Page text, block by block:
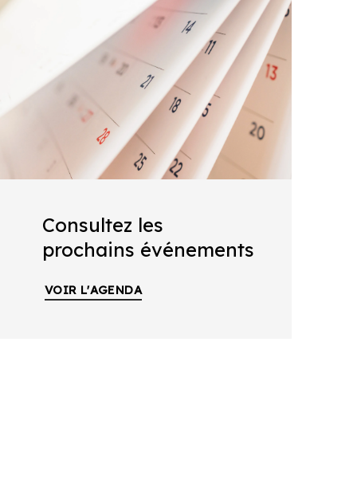
Consultez les
prochains événements
VOIR L'AGENDA